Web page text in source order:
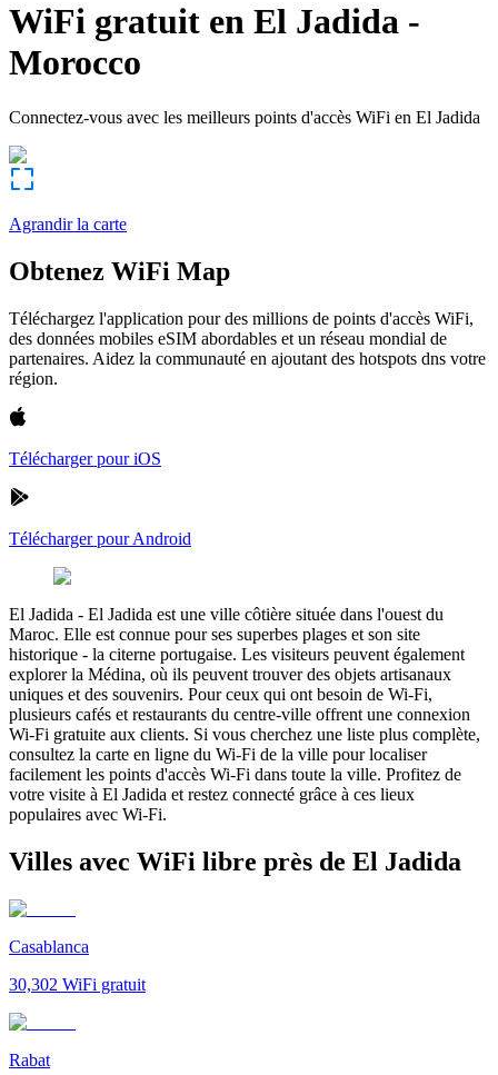
WiFi gratuit en El Jadida -
Morocco
Connectez-vous avec les meilleurs points d'accès WiFi en El Jadida
Agrandir la carte
Obtenez WiFi Map
Téléchargez l'application pour des millions de points d'accès WiFi,
des données mobiles eSIM abordables et un réseau mondial de
partenaires. Aidez la communauté en ajoutant des hotspots dns votre
région.
Télécharger pour iOS
Télécharger pour Android
El Jadida - El Jadida est une ville côtière située dans l'ouest du
Maroc. Elle est connue pour ses superbes plages et son site
historique - la citerne portugaise. Les visiteurs peuvent également
explorer la Médina, où ils peuvent trouver des objets artisanaux
uniques et des souvenirs. Pour ceux qui ont besoin de Wi-Fi,
plusieurs cafés et restaurants du centre-ville offrent une connexion
Wi-Fi gratuite aux clients. Si vous cherchez une liste plus complète,
consultez la carte en ligne du Wi-Fi de la ville pour localiser
facilement les points d'accès Wi-Fi dans toute la ville. Profitez de
votre visite à El Jadida et restez connecté grâce à ces lieux
populaires avec Wi-Fi.
Villes avec WiFi libre près de El Jadida
Casablanca
30,302 WiFi gratuit
Rabat